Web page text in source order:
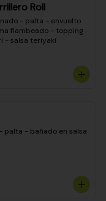
Roll
- palta - envuelto
flambeado - topping
- salsa teriyaki
palta - bañado en salsa